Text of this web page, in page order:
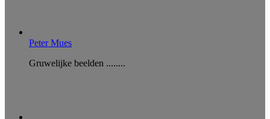
Peter Mues
Gruwelijke beelden ........